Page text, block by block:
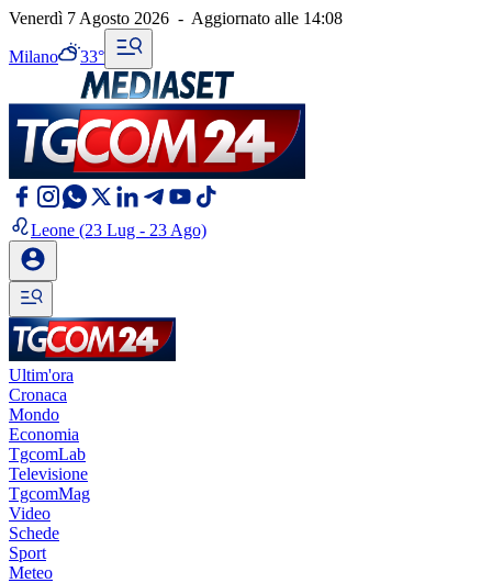
Venerdì 7 Agosto 2026 - Aggiornato alle 14:08
Milano 33°
Leone (23 Lug - 23 Ago)
Ultim'ora
Cronaca
Mondo
Economia
TgcomLab
Televisione
TgcomMag
Video
Schede
Sport
Meteo